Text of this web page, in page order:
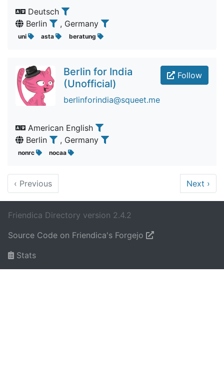
Deutsch
Berlin
, Germany
uni asta beratung
Follow
Berlin for India
(Unofficial)
berlinforindia@squeet.me
American English
Berlin
, Germany
nonrc nocaa
‹ Previous Next ›
Friendica Directory version 2.4.2
Source Code on Friendica's Forgejo
Stats